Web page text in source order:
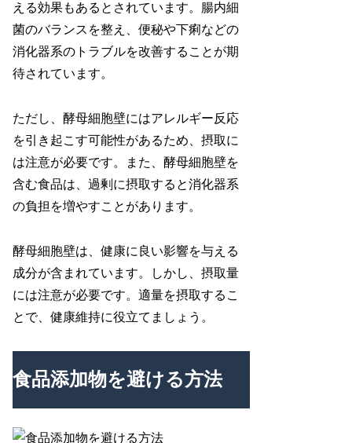
える効果もあるとされています。腸内細
菌のバランスを整え、便秘や下痢などの
消化器系のトラブルを改善することが期
待されています。
ただし、酵母細胞壁にはアレルギー反応
を引き起こす可能性があるため、摂取に
は注意が必要です。また、酵母細胞壁を
含む食品は、過剰に摂取すると消化器系
の負担を増やすことがあります。
酵母細胞壁は、健康に良い影響を与える
成分が含まれています。しかし、摂取量
には注意が必要です。適量を摂取するこ
とで、健康維持に役立てましょう。
食品添加物を避ける方法